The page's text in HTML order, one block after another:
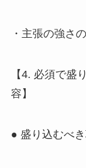
・主張の強さ
【4. 必須で盛
容】
● 盛り込むべ